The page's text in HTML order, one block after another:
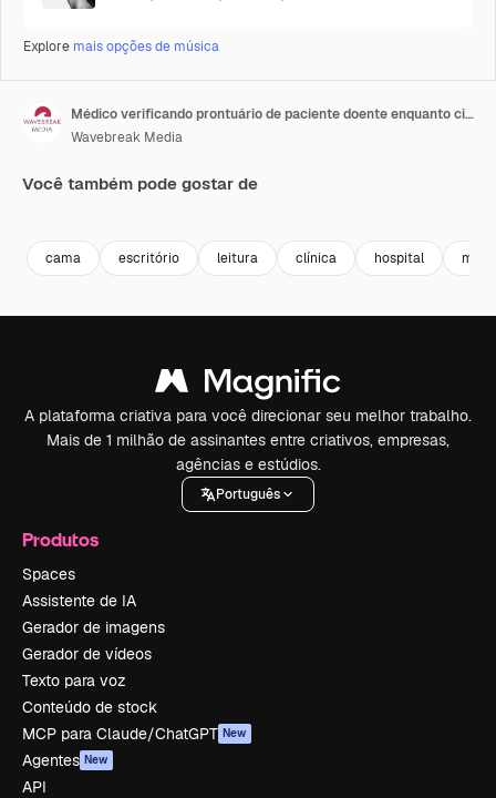
Explore mais opções de música
Médico verificando prontuário de paciente doente enquanto cirurgião analisa raio-X
Wavebreak Media
Você também pode gostar de
cama escritório leitura clínica hospital
A plataforma criativa para você direcionar seu melhor trabalho.
Mais de 1 milhão de assinantes entre criativos, empresas,
agências e estúdios.
Português
Produtos
Spaces
Assistente de IA
Gerador de imagens
Gerador de vídeos
Texto para voz
Conteúdo de stock
MCP para Claude/ChatGPT New
Agentes New
API